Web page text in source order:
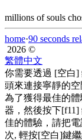
millions of souls
home·90 seconds
2026 ©
繁體中文
你需要透過 [空白]
頭來連接寧靜的空
為了獲得最佳的
器，然後按下[f11]
佳的體驗，請把
次, 輕按[空白]鍵